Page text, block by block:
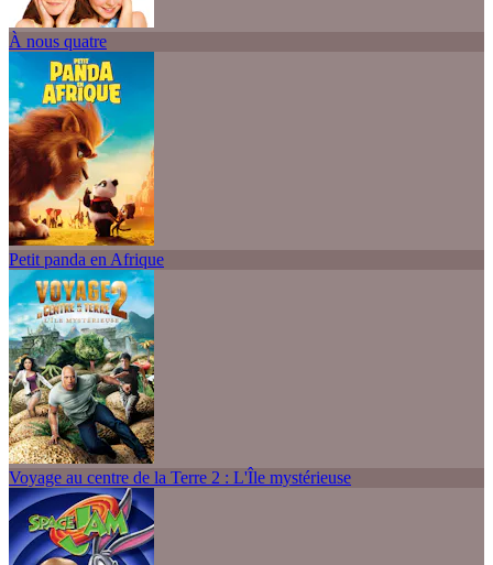
À nous quatre
Petit panda en Afrique
Voyage au centre de la Terre 2 : L'Île mystérieuse